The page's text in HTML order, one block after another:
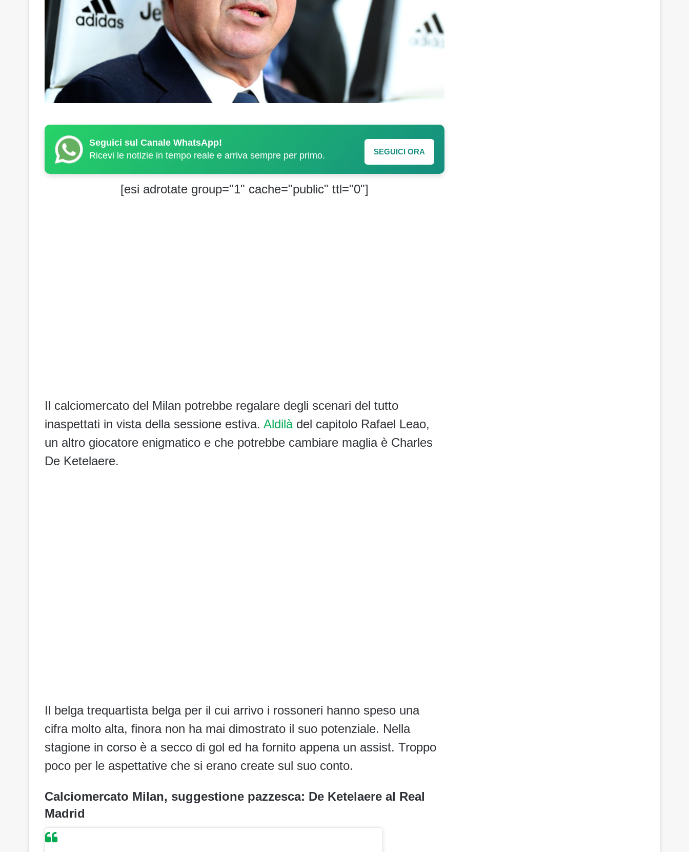
Seguici sul Canale WhatsApp!
Ricevi le notizie in tempo reale e arriva sempre per primo.
SEGUICI ORA
[esi adrotate group="1" cache="public" ttl="0"]
Il calciomercato del Milan potrebbe regalare degli scenari del tutto
inaspettati in vista della sessione estiva. Aldilàdel capitolo Rafael Leao,
un altro giocatore enigmatico e che potrebbe cambiare maglia è Charles
De Ketelaere.
Il belga trequartista belga per il cui arrivo i rossoneri hanno speso una
cifra molto alta, finora non ha mai dimostrato il suo potenziale. Nella
stagione in corso è a secco di gol ed ha fornito appena un assist. Troppo
poco per le aspettative che si erano create sul suo conto.
Calciomercato Milan, suggestione pazzesca: De Ketelaere al Real
Madrid